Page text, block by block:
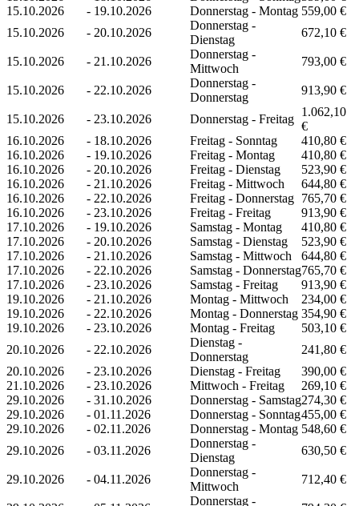
15.10.2026
- 19.10.2026 Donnerstag - Montag 559,00 €
15.10.2026
- 20.10.2026
Donnerstag -
Dienstag
672,10 €
15.10.2026 - 21.10.2026
Donnerstag -
Mittwoch
793,00 €
15.10.2026 - 22.10.2026
Donnerstag -
Donnerstag
913,90 €
15.10.2026 - 23.10.2026 Donnerstag - Freitag
1.062,10
€
16.10.2026
- 18.10.2026 Freitag - Sonntag
410,80 €
16.10.2026
- 19.10.2026 Freitag - Montag
410,80 €
16.10.2026
- 20.10.2026 Freitag - Dienstag
523,90 €
16.10.2026
- 21.10.2026 Freitag - Mittwoch
644,80 €
16.10.2026
- 22.10.2026 Freitag - Donnerstag 765,70 €
16.10.2026
- 23.10.2026 Freitag - Freitag
913,90 €
17.10.2026
- 19.10.2026 Samstag - Montag
410,80 €
17.10.2026
- 20.10.2026 Samstag - Dienstag
523,90 €
17.10.2026
- 21.10.2026 Samstag - Mittwoch
644,80 €
17.10.2026
- 22.10.2026 Samstag - Donnerstag765,70 €
17.10.2026
- 23.10.2026 Samstag - Freitag
913,90 €
19.10.2026
- 21.10.2026 Montag - Mittwoch
234,00 €
19.10.2026
- 22.10.2026 Montag - Donnerstag 354,90 €
19.10.2026
- 23.10.2026 Montag - Freitag
503,10 €
20.10.2026
- 22.10.2026
Dienstag -
Donnerstag
241,80 €
20.10.2026
- 23.10.2026 Dienstag - Freitag
390,00 €
21.10.2026
- 23.10.2026 Mittwoch - Freitag
269,10 €
29.10.2026
- 31.10.2026 Donnerstag - Samstag274,30 €
29.10.2026
- 01.11.2026 Donnerstag - Sonntag455,00 €
29.10.2026
- 02.11.2026 Donnerstag - Montag 548,60 €
29.10.2026
- 03.11.2026
Donnerstag -
Dienstag
630,50 €
29.10.2026 - 04.11.2026
Donnerstag -
Mittwoch
712,40 €
Donnerstag -